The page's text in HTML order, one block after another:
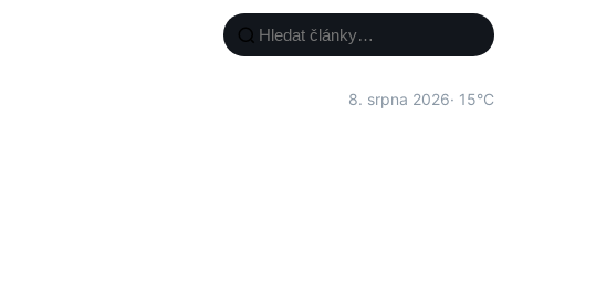
8. srpna 2026· 15°C